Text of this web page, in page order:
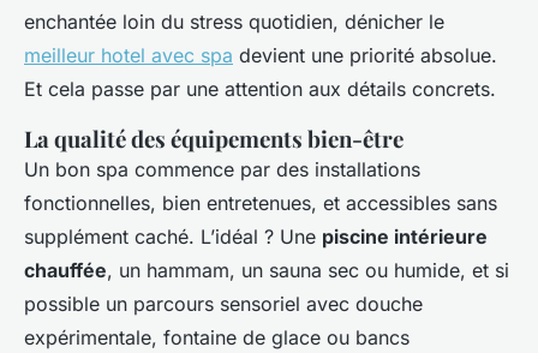
enchantée loin du stress quotidien, dénicher le
meilleur hotel avec spa devient une priorité absolue.
Et cela passe par une attention aux détails concrets.
La qualité des équipements bien-être
Un bon spa commence par des installations
fonctionnelles, bien entretenues, et accessibles sans
supplément caché. L’idéal ? Une piscine intérieure
chauffée, un hammam, un sauna sec ou humide, et si
possible un parcours sensoriel avec douche
expérimentale, fontaine de glace ou bancs